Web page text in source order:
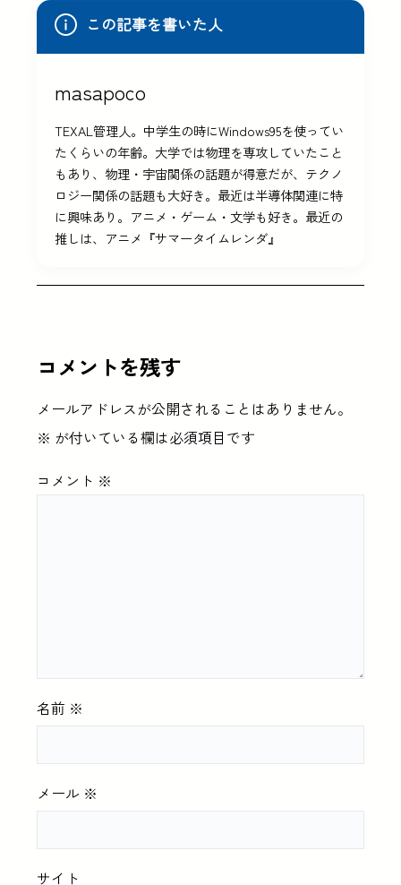
この記事を書いた人
masapoco
TEXAL管理人。中学生の時にWindows95を使ってい
たくらいの年齢。大学では物理を専攻していたこと
もあり、物理・宇宙関係の話題が得意だが、テクノ
ロジー関係の話題も大好き。最近は半導体関連に特
に興味あり。アニメ・ゲーム・文学も好き。最近の
推しは、アニメ『サマータイムレンダ』
コメントを残す
メールアドレスが公開されることはありません。
※ が付いている欄は必須項目です
コメント ※
名前 ※
メール ※
サイト